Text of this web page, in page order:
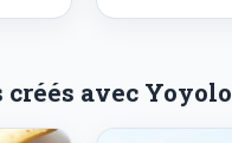
avec Yoyolo